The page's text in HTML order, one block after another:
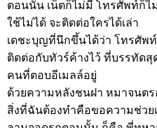
ตอนนั้น เน็ตก็ไม่มี โทรศัพท์ก็
ใช้ไม่ได้ จะติดต่อใครได้เล่า
เดชะบุญที่นึกขึ้นได้ว่า โทรศัพท์
ติดต่อกับทัวร์ค้างไว้ ที่บรรทัด
คนที่ตอบอีเมลล์อยู่
ด้วยความหลังชนฝา หมาจนตร
สิ่งที่ฉันต้องทำคือขอความช่วย